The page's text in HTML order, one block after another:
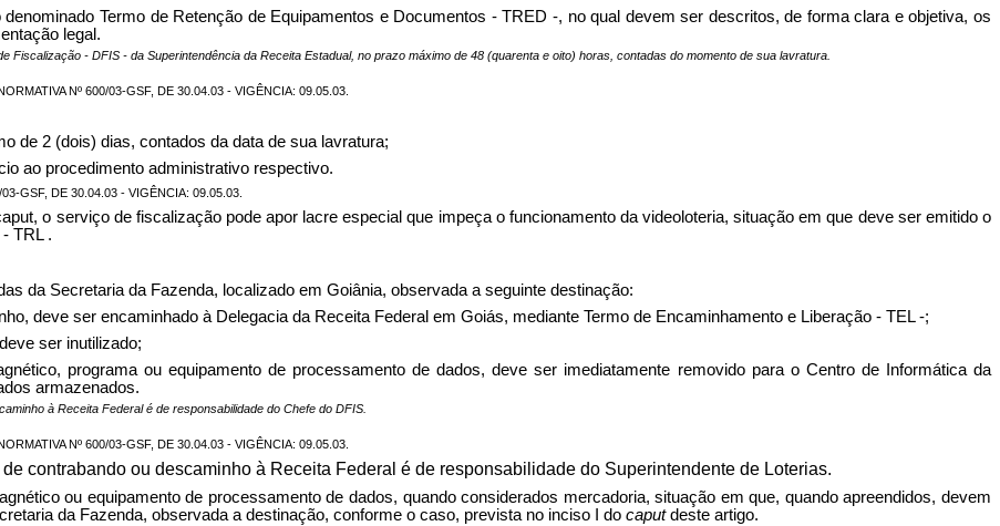
Termo de Retenção de Equipamentos e Documentos - TRED -, no qual devem ser descritos, de forma clara e objetiva, os
legal.
Fiscalização - DFIS - da Superintendência da Receita Estadual, no prazo máximo de 48 (quarenta e oito) horas, contadas do momento de sua lavratura.
Nº 600/03-GSF, DE 30.04.03 - VIGÊNCIA: 09.05.03.
de 2 (dois) dias, contados da data de sua lavratura;
ao procedimento administrativo respectivo.
GSF, DE 30.04.03 - VIGÊNCIA: 09.05.03.
o serviço de fiscalização pode apor lacre especial que impeça o funcionamento da videoloteria, situação em que deve ser emitido o
TRL .
da Secretaria da Fazenda, localizado em Goiânia, observada a seguinte destinação:
deve ser encaminhado à Delegacia da Receita Federal em Goiás, mediante Termo de Encaminhamento e Liberação - TEL -;
ser inutilizado;
programa ou equipamento de processamento de dados, deve ser imediatamente removido para o Centro de Informática da
armazenados.
à Receita Federal é de responsabilidade do Chefe do DFIS.
Nº 600/03-GSF, DE 30.04.03 - VIGÊNCIA: 09.05.03.
contrabando ou descaminho à Receita Federal é de responsabilidade do Superintendente de Loterias.
ou equipamento de processamento de dados, quando considerados mercadoria, situação em que, quando apreendidos, devem
da Fazenda, observada a destinação, conforme o caso, prevista no inciso I do caputdeste artigo.